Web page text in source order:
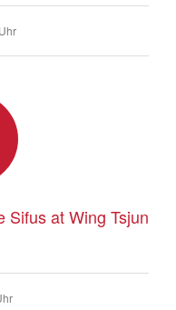
Sifus at Wing Tsjun